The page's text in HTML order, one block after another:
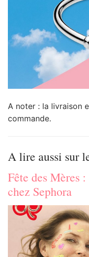
A noter : la livraison
commande.
A lire aussi sur
Fête des Mères
chez Sephora